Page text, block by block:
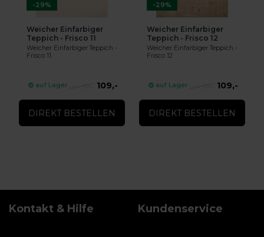
-29%
Weicher Einfarbiger
Teppich - Frisco 11
Weicher Einfarbiger Teppich -
Frisco 11
auf Lager 109,-
DIREKT BESTELLEN
-29%
Weicher Einfarbiger
Teppich - Frisco 12
Weicher Einfarbiger Teppich -
Frisco 12
auf Lager 109,-
DIREKT BESTELLEN
Kontakt & Hilfe Kundenservice